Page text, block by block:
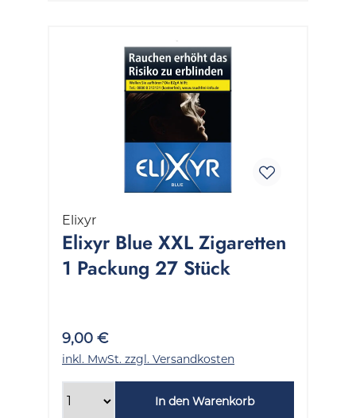
Elixyr
Elixyr Blue XXL Zigaretten
1 Packung 27 Stück
9,00 €
inkl. MwSt. zzgl. Versandkosten
In den Warenkorb